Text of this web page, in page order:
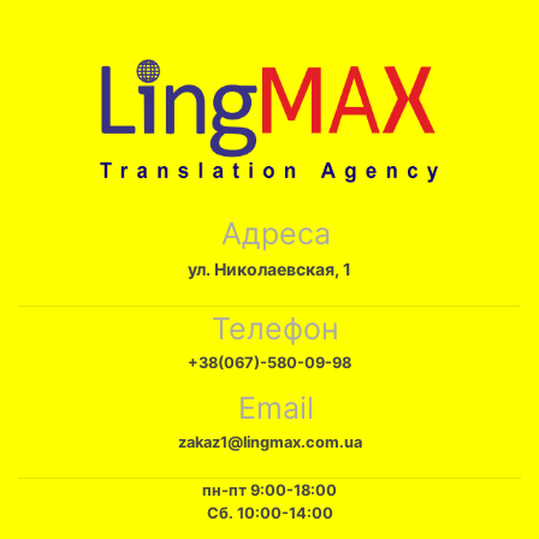
Адреса
ул. Николаевская, 1
Телефон
+38(067)-580-09-98
Email
zakaz1@lingmax.com.ua
пн-пт 9:00-18:00
Сб. 10:00-14:00